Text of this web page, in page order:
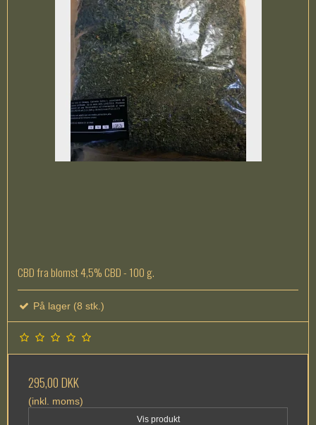
CBD fra blomst 4,5% CBD - 100 g.
På lager (8 stk.)
295,00 DKK
(inkl. moms)
Vis produkt